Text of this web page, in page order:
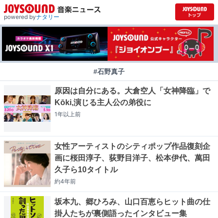
powered byナタリー
#石野真子
原因は自分にある。大倉空人「女神降臨」で
Kōki,演じる主人公の弟役に
1年以上前
女性アーティストのシティポップ作品復刻企
画に桜田淳子、荻野目洋子、松本伊代、萬田
久子ら10タイトル
約4年前
坂本九、郷ひろみ、山口百恵らヒット曲の仕
掛人たちが裏側語ったインタビュー集